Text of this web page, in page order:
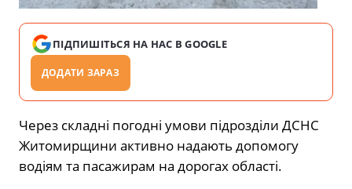
ПІДПИШІТЬСЯ НА НАС В GOOGLE
ДОДАТИ ЗАРАЗ
Через складні погодні умови підрозділи ДСНС
Житомирщини активно надають допомогу
водіям та пасажирам на дорогах області.